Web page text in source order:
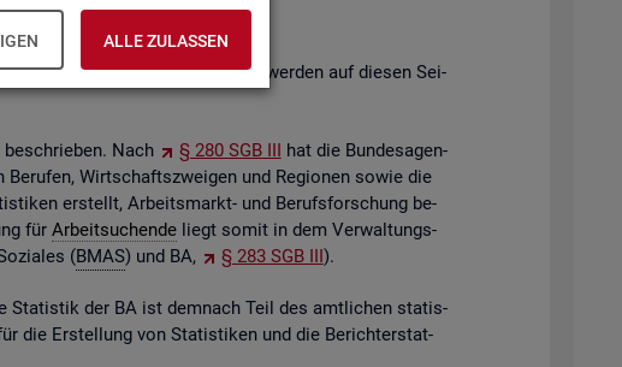
ALLE ZULASSEN
und Ver­ord­nun­gen. Diese wer­den auf die­sen Sei­
be­schrie­ben. Nach § 280 SGB III hat die Bun­des­agen­
Wirt­schafts­zwei­gen und Re­gio­nen sowie die
er­stellt, Ar­beits­markt- und Be­rufs­for­schung be­
für Ar­beit­su­chen­deliegt somit in dem Ver­wal­tungs­
(BMAS) und BA, § 283 SGB III).
Sta­tis­tik der BA ist dem­nach Teil des amt­li­chen sta­tis­
die Er­stel­lung von Sta­tis­ti­ken und die Be­richt­erstat­